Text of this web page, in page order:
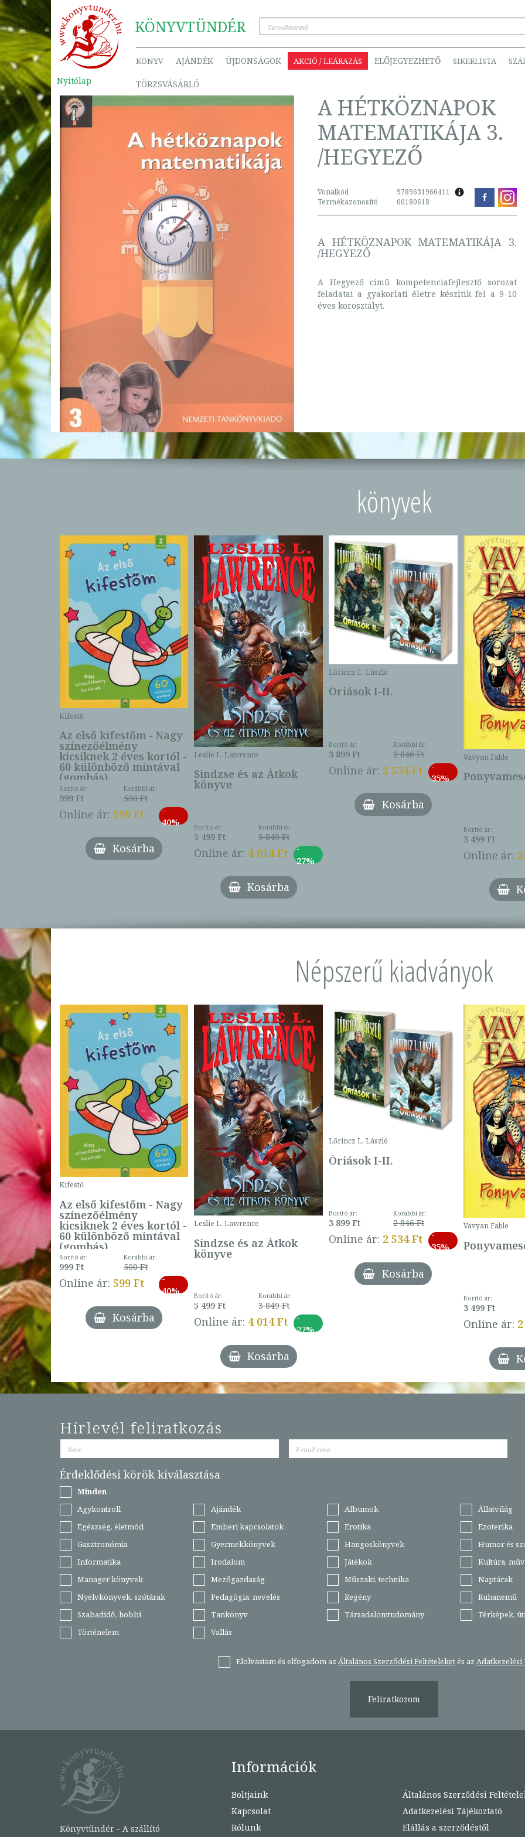
KÖNYVTÜNDÉR
KÖNYV AJÁNDÉK ÚJDONSÁGOK AKCIÓ / LEÁRAZÁS ELŐJEGYEZHETŐ SIKERLISTA
TÖRZSVÁSÁRLÓ
Nyitólap
A HÉTKÖZNAPOK
MATEMATIKÁJA 3.
/HEGYEZŐ
Vonalkód
9789631966411
Termékazonosító
00180618
A HÉTKÖZNAPOK MATEMATIKÁJA 3.
/HEGYEZŐ
A Hegyező című kompetenciafejlesztő sorozat
feladatai a gyakorlati életre készítik fel a 9-10
éves korosztályt.
könyvek
Kifestő
Az első kifestőm - Nagy
színezőélmény
kicsiknek 2 éves kortól -
60 különböző mintával
(gombás)
Borító ár:
999 Ft
Korábbi ár:
500 Ft
Online ár: 599 Ft
-
40%
Kosárba
Leslie L. Lawrence
Sindzse és az Átkok
könyve
Borító ár:
5 499 Ft
Korábbi ár:
3 849 Ft
Online ár: 4 014 Ft
-
27%
Kosárba
Lőrincz L. László
Óriások I-II.
Borító ár:
3 899 Ft
Korábbi ár:
2 846 Ft
Online ár: 2 534 Ft
-
35%
Kosárba
Vavyan Fable
Borító ár:
3 499 Ft
Online ár:
Népszerű kiadványok
ár:
Ft
Ft
-
27%
Kifestő
Az első kifestőm - Nagy
színezőélmény
kicsiknek 2 éves kortól -
60 különböző mintával
(gombás)
Borító ár:
999 Ft
Korábbi ár:
500 Ft
Online ár: 599 Ft
-
40%
Kosárba
Leslie L. Lawrence
Sindzse és az Átkok
könyve
Borító ár:
5 499 Ft
Korábbi ár:
3 849 Ft
Online ár: 4 014 Ft
-
27%
Kosárba
Lőrincz L. László
Óriások I-II.
Borító ár:
3 899 Ft
Korábbi ár:
2 846 Ft
Online ár: 2 534 Ft
-
35%
Kosárba
Vavyan Fable
Borító ár:
3 499 Ft
Online ár:
Hírlevél feliratkozás
Érdeklődési körök kiválasztása
Minden
Agykontroll
Ajándék Albumok Állatvilág
Egészség, életmód
Emberi kapcsolatok Erotika Ezoterika
Gasztronómia
Gyermekkönyvek Hangoskönyvek Humor és
Informatika
Irodalom Játékok Kultúra,
Manager könyvek
Mezőgazdaság Műszaki, technika Naptárak
Nyelvkönyvek, szótárak
Pedagógia, nevelés Regény Ruhanemű
Szabadidő, hobbi
Tankönyv Társadalomtudomány Térképek,
Történelem
Vallás
Elolvastam és elfogadom az Általános Szerződési Feltételeketés az
Feliratkozom
Könyvtündér - A szállító
Információk
Boltjaink
Kapcsolat
Rólunk
Általános Szerződési
Adatkezelési Tájékoztató
Elállás a szerződéstől